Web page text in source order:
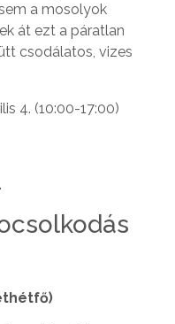
a mosolyok
át ezt a páratlan
csodálatos, vizes
4. (10:00-17:00)